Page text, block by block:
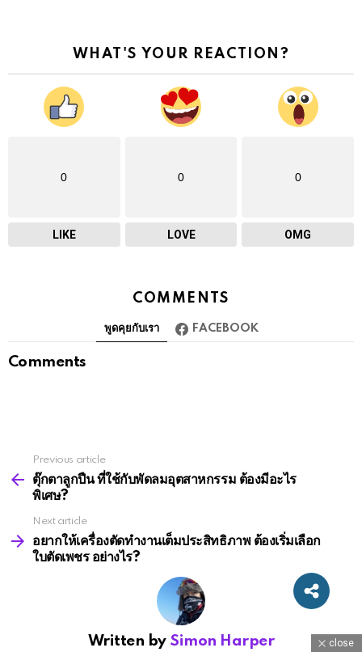
WHAT'S YOUR REACTION?
0
LIKE
0
LOVE
0
OMG
COMMENTS
พูดคุยกับเรา FACEBOOK
Comments
more
Previous article
ตุ๊กตาลูกปืน ที่ใช้กับพัดลมอุตสาหกรรม ต้องมีอะไร
พิเศษ?
Next article
อยากให้เครื่องตัดทำงานเต็มประสิทธิภาพ ต้องเริ่มเลือก
ใบตัดเพชร อย่างไร?
Written by Simon Harper close